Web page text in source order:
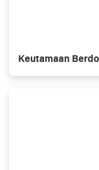
Keutamaan